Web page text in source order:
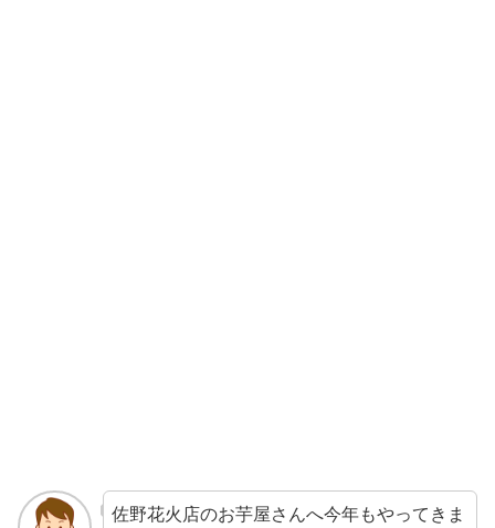
佐野花火店のお芋屋さんへ今年もやってきま